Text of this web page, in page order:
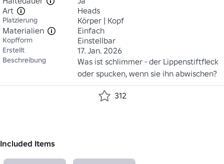
Art
Heads
Platzierung
Körper | Kopf
Materialien
Einfach
Kopfform Einstellbar
Erstellt 17. Jan. 2026
Beschreibung
Was ist schlimmer - der Lippenstiftfleck
oder spucken, wenn sie ihn abwischen?
312
Included Items